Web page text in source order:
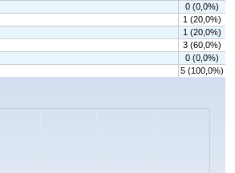
0 (0,0%)
1 (20,0%)
1 (20,0%)
3 (60,0%)
0 (0,0%)
5 (100,0%)
categories.